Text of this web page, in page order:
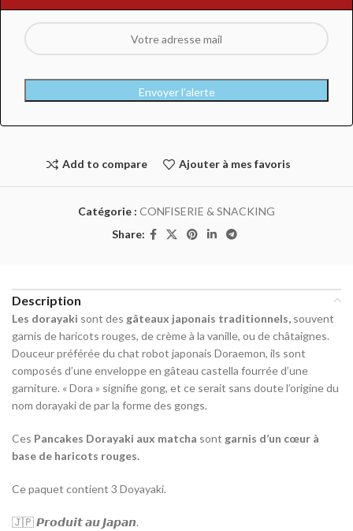
Envoyer l’alerte
Add to compare Ajouter à mes favoris
Catégorie : CONFISERIE & SNACKING
Share:
Description
Les dorayaki sont des gâteaux japonais traditionnels, souvent
garnis de haricots rouges, de crème à la vanille, ou de châtaignes.
Douceur préférée du chat robot japonais Doraemon, ils sont
composés d’une enveloppe en gâteau castella fourrée d’une
garniture. « Dora » signifie gong, et ce serait sans doute l’origine du
nom dorayaki de par la forme des gongs.
Ces Pancakes Dorayaki aux matcha sont garnis d’un cœur à
base de haricots rouges.
Ce paquet contient 3 Doyayaki.
🇯🇵 𝙋𝙧𝙤𝙙𝙪𝙞𝙩 𝙖𝙪 𝙅𝙖𝙥𝙖𝙣.